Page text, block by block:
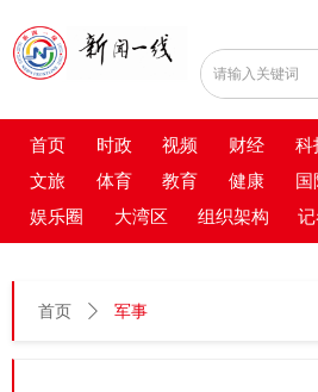
首页 时政 视频 财经 科
文旅
体育 教育 健康 国
娱乐圈
大湾区 组织架构
首页 ꄲ 军事